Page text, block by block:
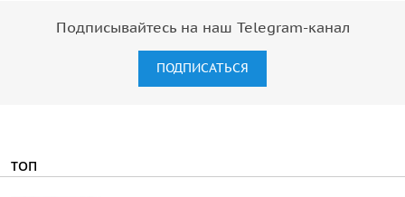
Подписывайтесь на наш Telegram-канал
ПОДПИСАТЬСЯ
ТОП